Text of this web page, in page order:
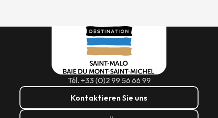
Tél. +33 (0)2 99 56 66 99
Kontaktieren Sie uns